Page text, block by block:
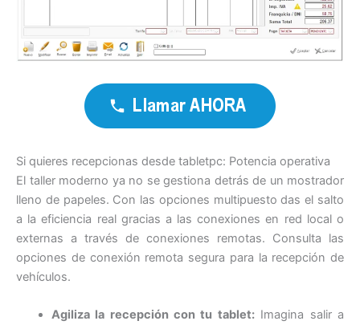
Si quieres recepcionas desde tabletpc: Potencia operativa
El taller moderno ya no se gestiona detrás de un mostrador
lleno de papeles. Con las opciones multipuesto das el salto
a la eficiencia real gracias a las conexiones en red local o
externas a través de conexiones remotas. Consulta las
opciones de conexión remota segura para la recepción de
vehículos.
Agiliza la recepción con tu tablet:Imagina salir a